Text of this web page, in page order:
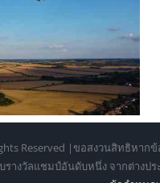
โยชน์ที่ช่วยลดต้นทุนและ
เพิ่มผลผลิต
Reserved |ขอสงวนสิทธิหา
งวัลแชมป์อันดับหนึ่ง จากต่างป